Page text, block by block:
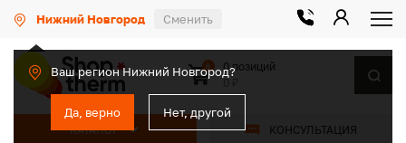
Нижний Новгород Сменить
Ваш регион Нижний Новгород?
Да, верно Нет, другой
КАТАЛОГ КОНСУЛЬТАЦИЯ
0
0 позиций